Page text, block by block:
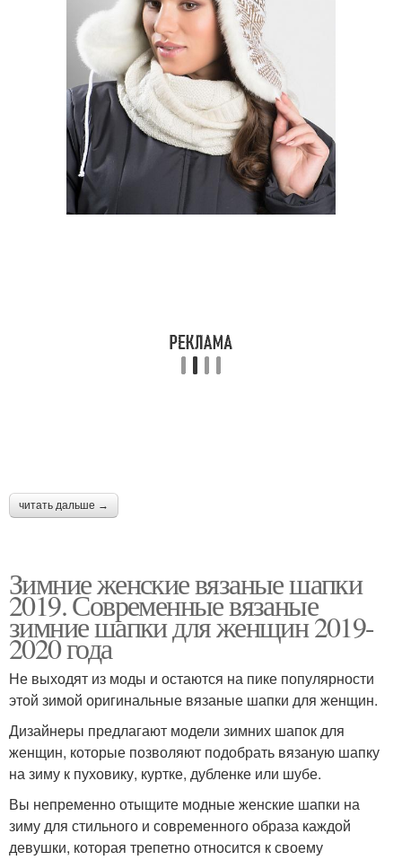
читать дальше →
Зимние женские вязаные шапки
2019. Современные вязаные
зимние шапки для женщин 2019-
2020 года
Не выходят из моды и остаются на пике популярности
этой зимой оригинальные вязаные шапки для женщин.
Дизайнеры предлагают модели зимних шапок для
женщин, которые позволяют подобрать вязаную шапку
на зиму к пуховику, куртке, дубленке или шубе.
Вы непременно отыщите модные женские шапки на
зиму для стильного и современного образа каждой
девушки, которая трепетно относится к своему